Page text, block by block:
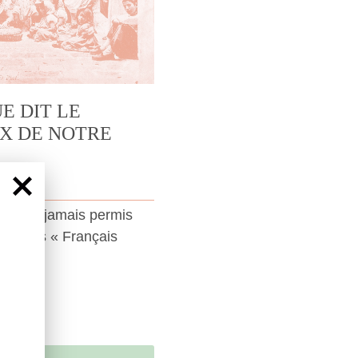
DIT LE
DE NOTRE
vérité jamais permis
des « Français